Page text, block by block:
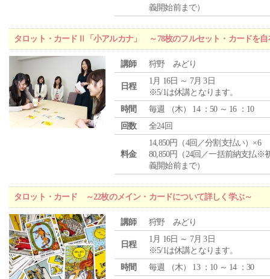
義開始前まで）
タロット・カードⅡ「小アルカナ」 ～78枚のフルセット・カードを自
講師 狩野 みどり
日程
1月 16日 ～ 7月 3日
※5/1は休講となります。
時間
毎週 （木） 14 ：50 ～ 16 ：10
回数
全24回
料金
14,850円（4回／分割支払い）×6
80,850円（24回／一括前納支払※
義開始前まで）
タロット・カード ～22枚のメイン・カードについて詳しく学ぶ～
講師 狩野 みどり
日程
1月 16日 ～ 7月 3日
※5/1は休講となります。
時間
毎週 （木） 13 ：10 ～ 14 ：30